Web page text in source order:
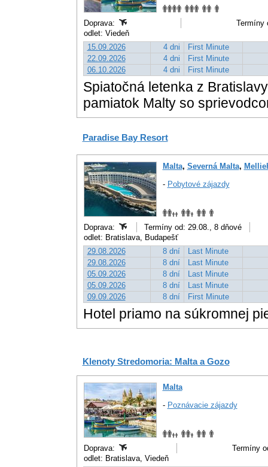
Doprava:
Termíny
odlet: Viedeň
15.09.2026
4 dni
First Minute
22.09.2026
4 dni
First Minute
06.10.2026
4 dni First Minute
Spiatočná letenka z
pamiatok Malty so
Paradise Bay Resort
Malta, Severná Malta,
- Pobytové zájazdy
Doprava:
Termíny od: 29.08., 8 dňové
odlet: Bratislava, Budapešť
29.08.2026
8 dní
Last Minute
29.08.2026
8 dní
Last Minute
05.09.2026
8 dní
Last Minute
05.09.2026
8 dní
Last Minute
09.09.2026
8 dní First Minute
Hotel priamo na súkromnej
Klenoty Stredomoria: Malta a Gozo
Malta
- Poznávacie zájazdy
Doprava:
Termíny
odlet: Bratislava, Viedeň